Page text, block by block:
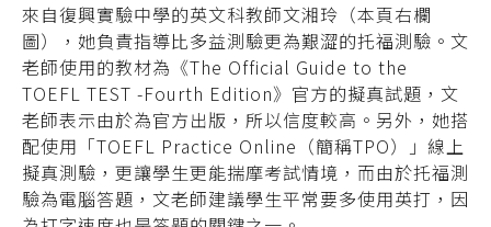
來自復興實驗中學的英文科教師文湘玲（本頁右欄
圖），她負責指導比多益測驗更為艱澀的托福測驗。文
老師使用的教材為《The Official Guide to the
TOEFL TEST -Fourth Edition》官方的擬真試題，文
老師表示由於為官方出版，所以信度較高。另外，她搭
配使用「TOEFL Practice Online（簡稱TPO）」線上
擬真測驗，更讓學生更能揣摩考試情境，而由於托福測
驗為電腦答題，文老師建議學生平常要多使用英打，因